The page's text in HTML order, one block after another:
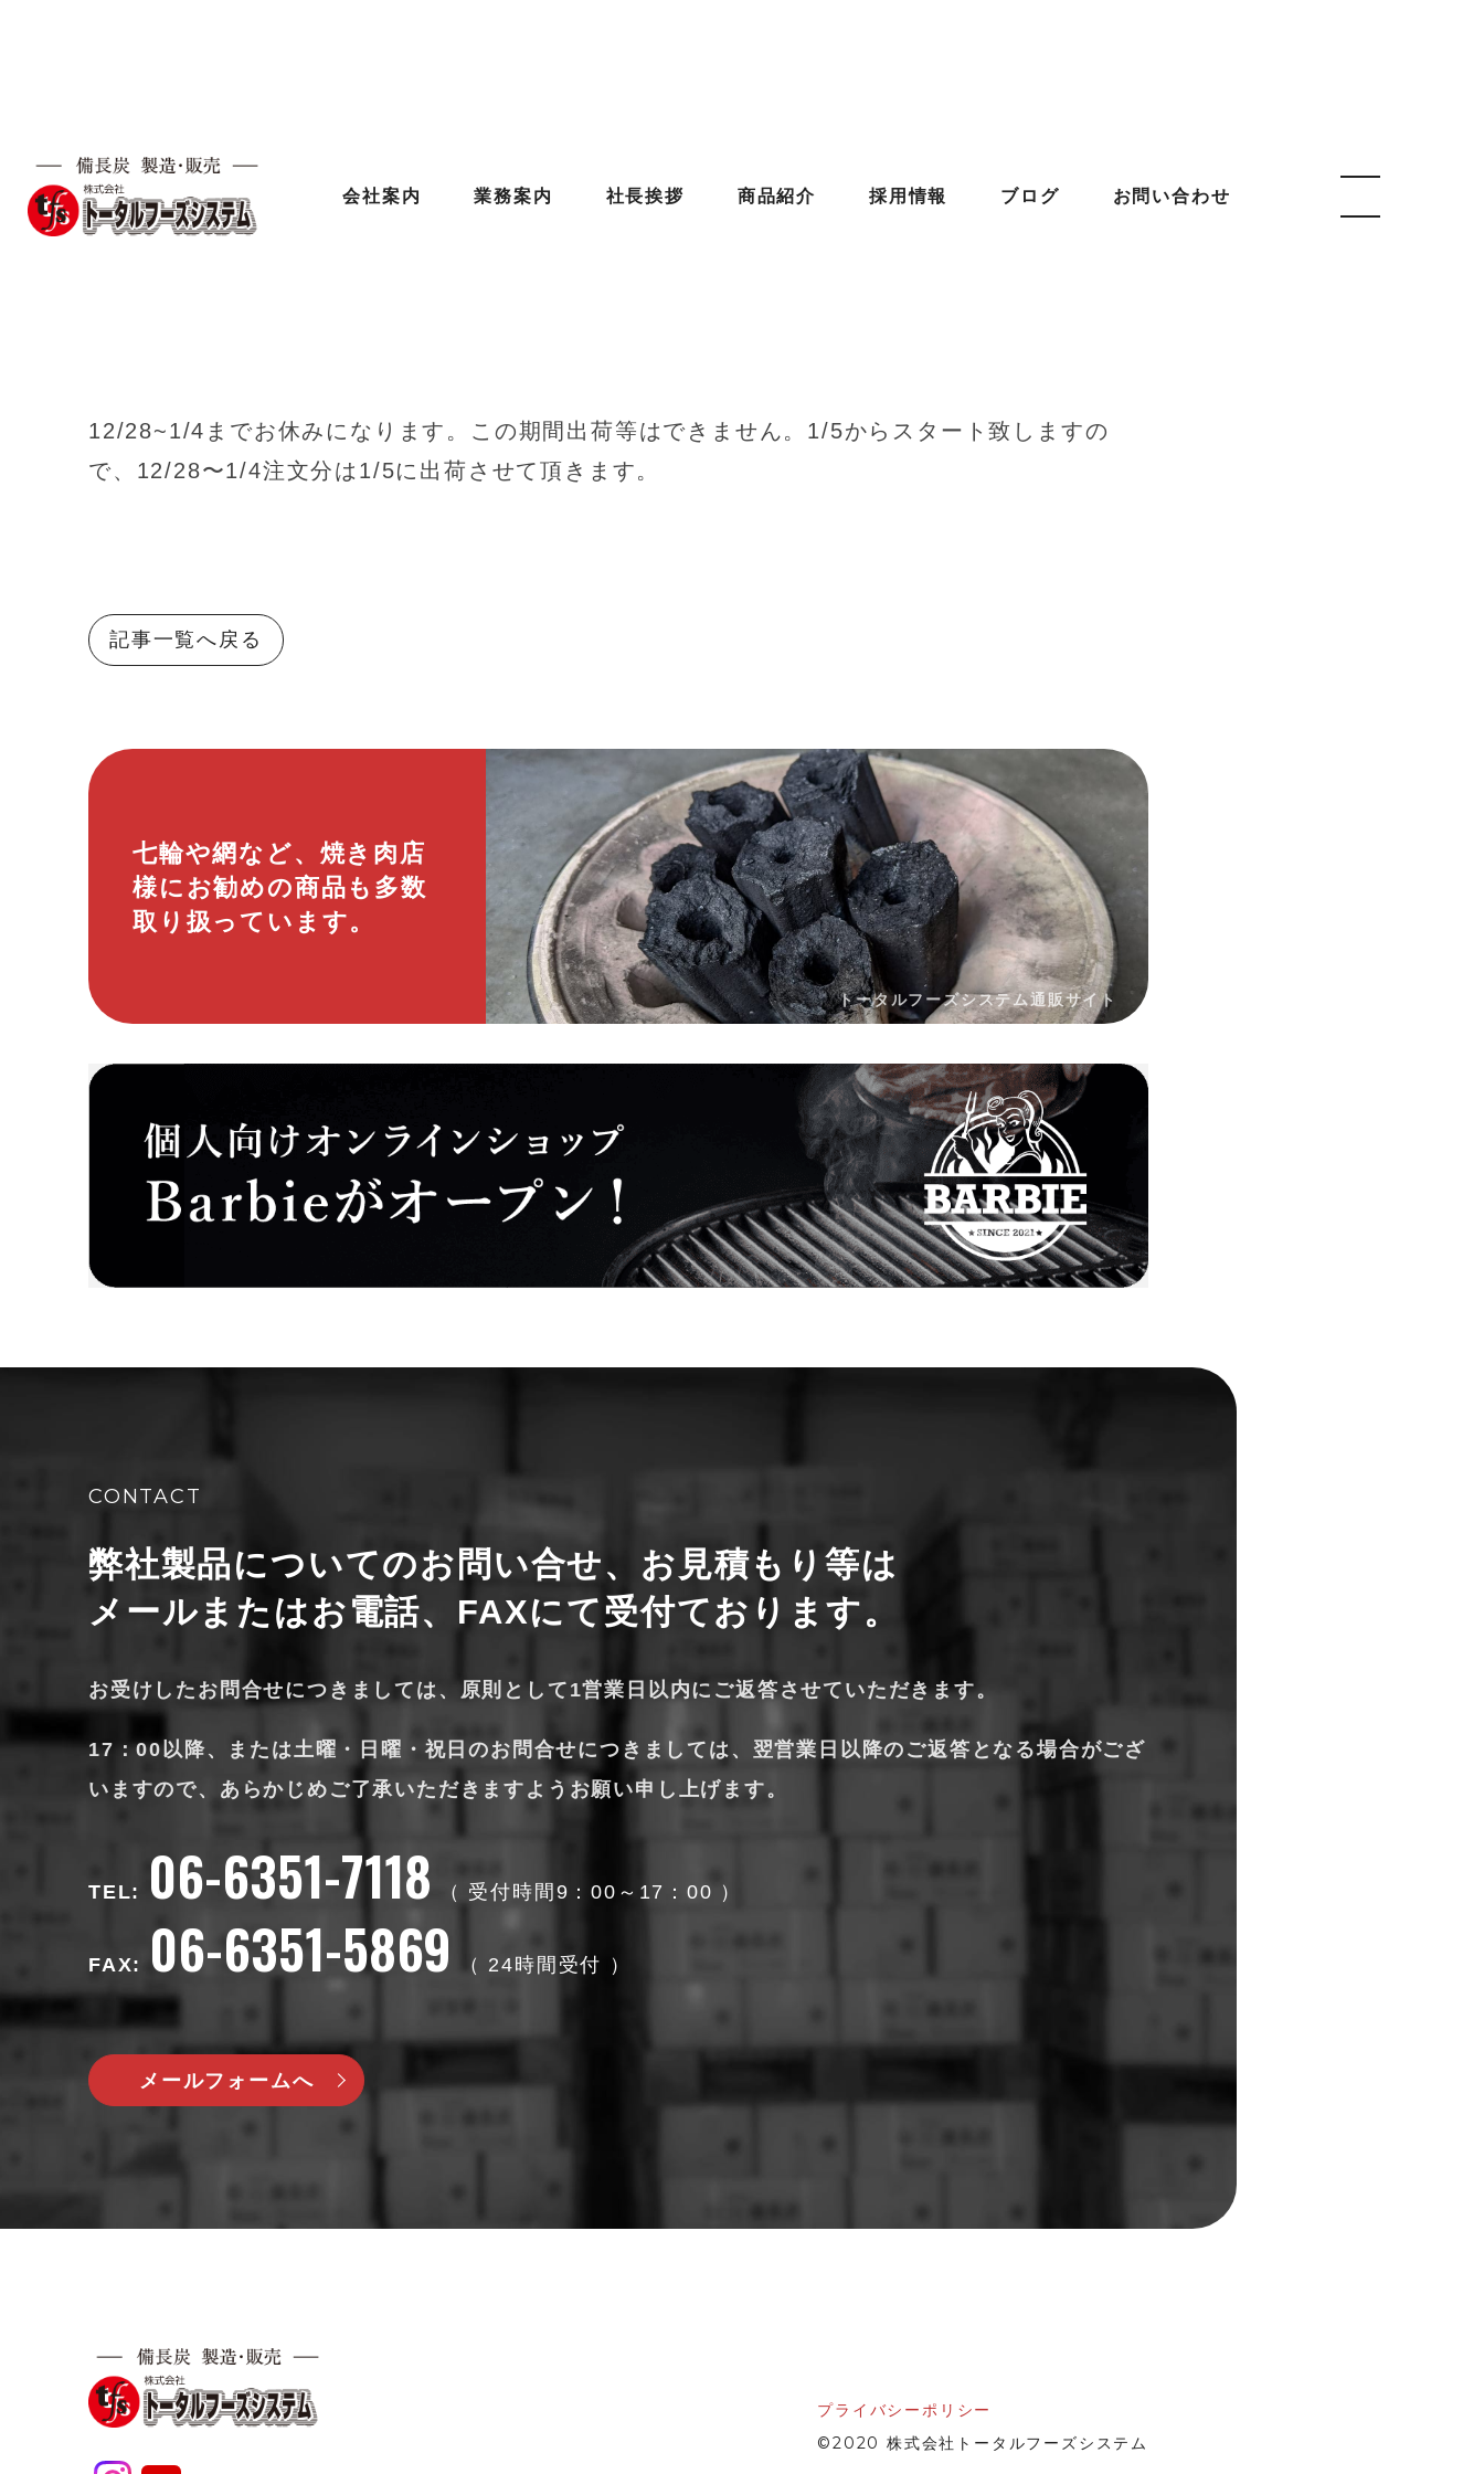
会社案内 業務案内 社長挨拶 商品紹介 採用情報 ブログ お問い合わせ
2021.12.27
12/28~1/4までお休みになります。この期間出荷等はできません。1/5からスタート致しますの
で、12/28〜1/4注文分は1/5に出荷させて頂きます。
記事一覧へ戻る
七輪や網など、焼き肉店
様にお勧めの商品も多数
取り扱っています。
トータルフーズシステム通販サイト
CONTACT
弊社製品についてのお問い合せ、お見積もり等は
メールまたはお電話、FAXにて受付ております。
お受けしたお問合せにつきましては、原則として1営業日以内にご返答させていただきます。
17：00以降、または土曜・日曜・祝日のお問合せにつきましては、翌営業日以降のご返答となる場合がござ
いますので、 あらかじめご了承いただきますようお願い申し上げます。
TEL: 06-6351-7118 受付時間9：00～17：00
FAX: 06-6351-5869 24時間受付
メールフォームへ
プライバシーポリシー
©2020 株式会社トータルフーズシステム